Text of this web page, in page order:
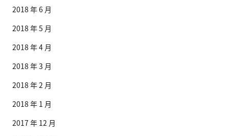
2018 年 6 月
2018 年 5 月
2018 年 4 月
2018 年 3 月
2018 年 2 月
2018 年 1 月
2017 年 12 月